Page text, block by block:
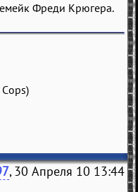
Фреди Крюгера.
, 30 Апреля 10 13:44